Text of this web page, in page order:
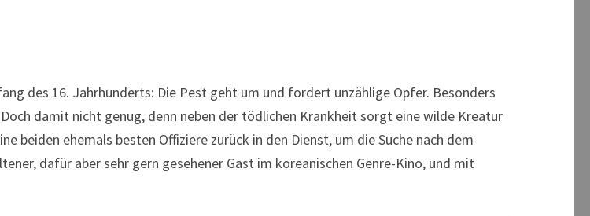
16. Jahrhunderts: Die Pest geht um und fordert unzählige Opfer. Besonders
damit nicht genug, denn neben der tödlichen Krankheit sorgt eine wilde Kreatur
beiden ehemals besten Offiziere zurück in den Dienst, um die Suche nach dem
dafür aber sehr gern gesehener Gast im koreanischen Genre-Kino, und mit